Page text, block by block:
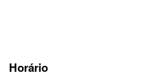
Horário